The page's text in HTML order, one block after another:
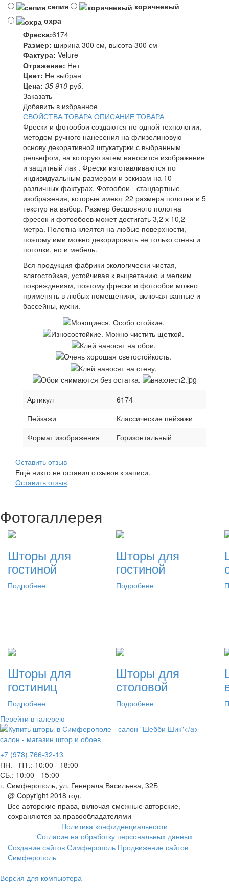
сепия
коричневый
охра
Фреска:6174
Размер: ширина 300 см, высота 300 см
Фактура: Velure
Отражение: Нет
Цвет: Не выбран
Цена: 35 910 руб.
Заказать
Добавить в избранное
СВОЙСТВА ТОВАРА ОПИСАНИЕ ТОВАРА
Фрески и фотообои создаются по одной технологии,
методом ручного нанесения на флизелиновую
основу декоративной штукатурки с выбранным
рельефом, на которую затем наносится изображение
и защитный лак . Фрески изготавливаются по
индивидуальным размерам и эскизам на 10
различных фактурах. Фотообои - стандартные
изображения, которые имеют 22 размера полотна и 5
текстур на выбор. Размер бесшовного полотна
фресок и фотообоев может достигать 3,2 х 10,2
метра. Полотна клеятся на любые поверхности,
поэтому ими можно декорировать не только стены и
потолки, но и мебель.
Вся продукция фабрики экологически чистая,
влагостойкая, устойчивая к выцветанию и мелким
повреждениям, поэтому фрески и фотообои можно
применять в любых помещениях, включая ванные и
бассейны, кухни.
Артикул
6174
Пейзажи
Классические пейзажи
Формат изображения
Горизонтальный
Оставить отзыв
Ещё никто не оставил отзывов к записи.
Оставить отзыв
Фотогаллерея
Шторы для
гостиной
Подробнее
Шторы для
гостиной
Подробнее
Шторы для
гостиниц
Подробнее
Шторы для
столовой
Подробнее
Перейти в галерею
салон - магазин штор и обоев
+7 (978) 766-32-13
ПН. - ПТ.: 10:00 - 18:00
СБ.: 10:00 - 15:00
г. Симферополь, ул. Генерала Васильева, 32Б
@ Copyright 2018 год.
Все авторские права, включая смежные авторские,
сохраняются за правообладателями
Политика конфиденциальности
Согласие на обработку персональных данных
Создание сайтов Симферополь Продвижение сайтов
Симферополь
Версия для компьютера